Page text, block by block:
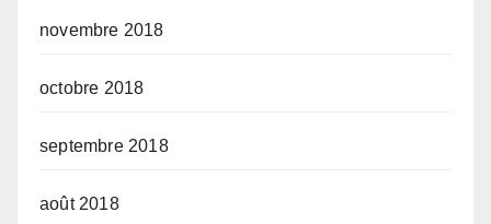
novembre 2018
octobre 2018
septembre 2018
août 2018